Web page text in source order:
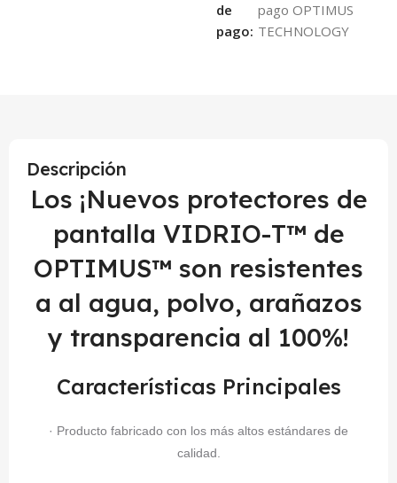
de
pago:
Descripción
Los ¡Nuevos protectores de
pantalla VIDRIO-T™ de
OPTIMUS™ son resistentes
a al agua, polvo, arañazos
y transparencia al 100%!
Características Principales
· Producto fabricado con los más altos estándares de
calidad.